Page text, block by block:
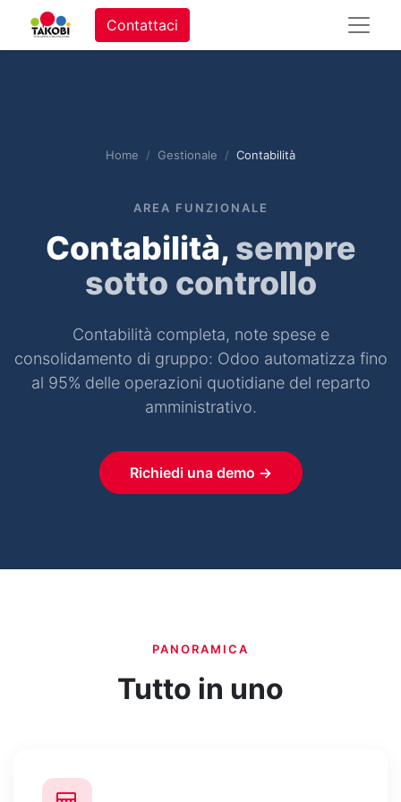
Contattaci
Home Gestionale Contabilità
AREA FUNZIONALE
Contabilità, sempre
sotto controllo
Contabilità completa, note spese e
consolidamento di gruppo: Odoo automatizza fino
al 95% delle operazioni quotidiane del reparto
amministrativo.
Richiedi una demo →
PANORAMICA
Tutto in uno